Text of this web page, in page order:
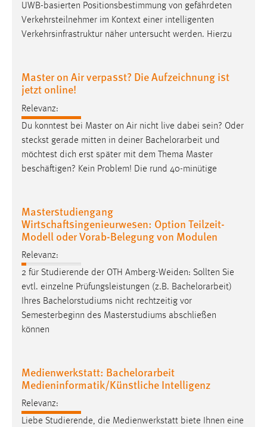
UWB-basierten Positionsbestimmung von gefährdeten
Verkehrsteilnehmer im Kontext einer intelligenten
Verkehrsinfrastruktur näher untersucht werden. Hierzu
Master on Air verpasst? Die Aufzeichnung ist
jetzt online!
Relevanz:
Du konntest bei Master on Air nicht live dabei sein? Oder
steckst gerade mitten in deiner Bachelorarbeit und
möchtest dich erst später mit dem Thema Master
beschäftigen? Kein Problem! Die rund 40-minütige
Masterstudiengang
Wirtschaftsingenieurwesen: Option Teilzeit-
Modell oder Vorab-Belegung von Modulen
Relevanz:
2 für Studierende der OTH Amberg-Weiden: Sollten Sie
evtl. einzelne Prüfungsleistungen (z.B. Bachelorarbeit)
Ihres Bachelorstudiums nicht rechtzeitig vor
Semesterbeginn des Masterstudiums abschließen
können
Medienwerkstatt: Bachelorarbeit
Medieninformatik/Künstliche Intelligenz
Relevanz:
Liebe Studierende, die Medienwerkstatt biete Ihnen eine
chat-frame-style-5e9dbeb1811c0446
Zweck:
MibewSessionID, mibew-chat-frame-style-
5e9dbeb1811c0446 = Sitzungslaufzeit, mibew_locale = 3
Login
Name:
fe_user, be_user, be_lastLoginProvider
Dieser Cookie ist notwendig um sich an der Website
einloggen zu können.
24 Stunden
STATISTIK
Matomo
Name:
_pk_ref, _pk_cvar, _pk_id, _pk_ses